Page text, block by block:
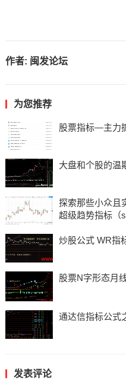
作者: 闽发论坛
为您推荐
股票指标—主力
大盘和个股的温
探索那些小众且
超级趋势指标（
炒股公式 WR指
股票N字形态月
通达信指标公式
发表评论